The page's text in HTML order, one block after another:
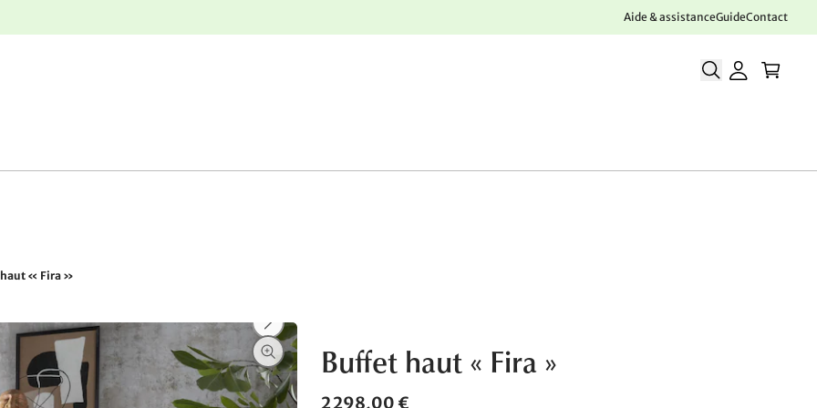
Aide & assistanceGuideContact
« Fira »
Buffet haut « Fira »
2 298,00 €